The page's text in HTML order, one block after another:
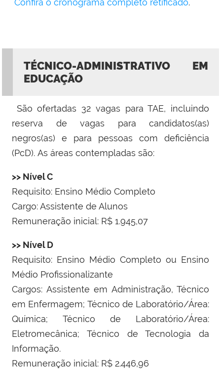
Confira o cronograma completo retificado.
TÉCNICO-ADMINISTRATIVO EM
EDUCAÇÃO
São ofertadas 32 vagas para TAE, incluindo
reserva de vagas para candidatos(as)
negros(as) e para pessoas com deficiência
(PcD). As áreas contempladas são:
>> Nível C
Requisito: Ensino Médio Completo
Cargo: Assistente de Alunos
Remuneração inicial: R$ 1.945,07
>> Nível D
Requisito: Ensino Médio Completo ou Ensino
Médio Profissionalizante
Cargos: Assistente em Administração, Técnico
em Enfermagem; Técnico de Laboratório/Área:
Química; Técnico de Laboratório/Área:
Eletromecânica; Técnico de Tecnologia da
Informação.
Remuneração inicial: R$ 2.446,96